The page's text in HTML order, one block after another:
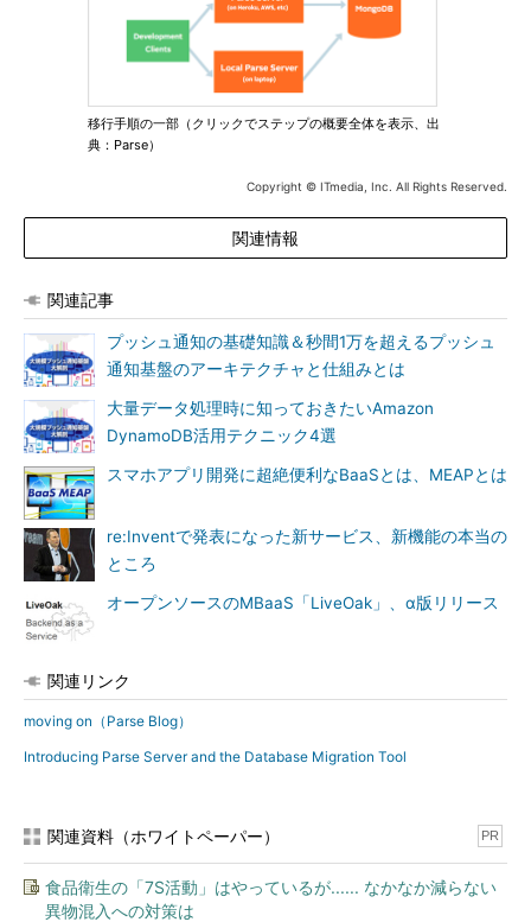
移行手順の一部（クリックでステップの概要全体を表示、出
典：Parse）
Copyright © ITmedia, Inc. All Rights Reserved.
関連情報
関連記事
プッシュ通知の基礎知識＆秒間1万を超えるプッシュ
通知基盤のアーキテクチャと仕組みとは
大量データ処理時に知っておきたいAmazon
DynamoDB活用テクニック4選
スマホアプリ開発に超絶便利なBaaSとは、MEAPとは
re:Inventで発表になった新サービス、新機能の本当の
ところ
オープンソースのMBaaS「LiveOak」、α版リリース
関連リンク
moving on（Parse Blog）
Introducing Parse Server and the Database Migration Tool
関連資料（ホワイトペーパー） PR
食品衛生の「7S活動」はやっているが...... なかなか減らない
異物混入への対策は